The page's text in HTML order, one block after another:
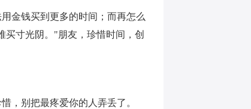
金钱买到更多的时间；而再怎么
买寸光阴。"朋友，珍惜时间，创
，别把最疼爱你的人弄丢了。